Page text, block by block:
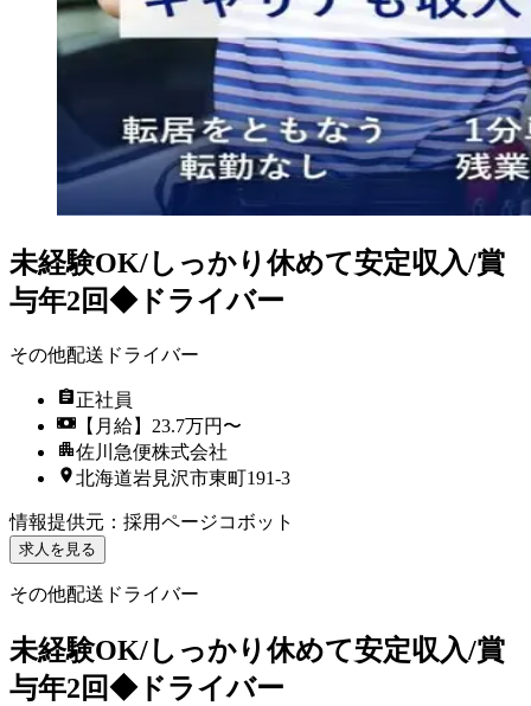
未経験OK/しっかり休めて安定収入/賞
与年2回◆ドライバー
その他配送ドライバー
正社員
【月給】23.7万円〜
佐川急便株式会社
北海道岩見沢市東町191-3
情報提供元 ： 採用ページコボット
求人を見る
その他配送ドライバー
未経験OK/しっかり休めて安定収入/賞
与年2回◆ドライバー